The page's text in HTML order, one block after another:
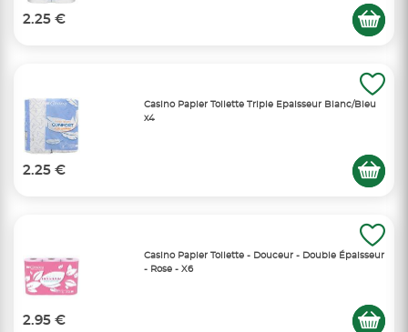
2.25 €
Casino Papier Toilette Triple Epaisseur Blanc/Bleu
x4
2.25 €
Casino Papier Toilette - Douceur - Double Épaisseur
- Rose - X6
2.95 €